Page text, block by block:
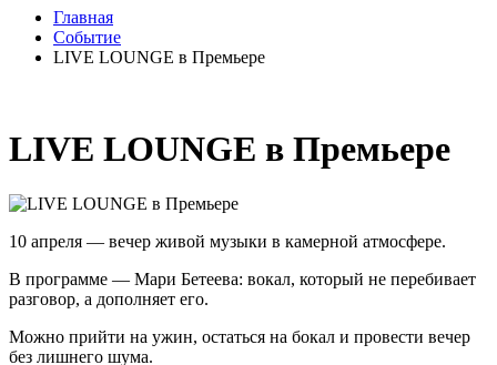
Главная
Событие
LIVE LOUNGE в Премьере
LIVE LOUNGE в Премьере
10 апреля — вечер живой музыки в камерной атмосфере.
В программе — Мари Бетеева: вокал, который не перебивает
разговор, а дополняет его.
Можно прийти на ужин, остаться на бокал и провести вечер
без лишнего шума.